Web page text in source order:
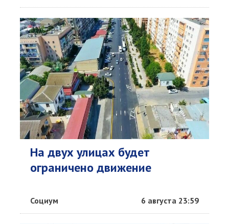
На двух улицах будет
ограничено движение
Социум 6 августа 23:59